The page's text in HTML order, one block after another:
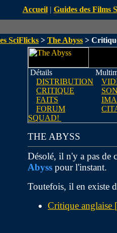
Accueil| Guides des Films
SciFlicks > The Abyss >
Détails
DISTRIBUTION
CRITIQUE
FAITS
FORUM
SQUAD!
THE ABYSS
Désolé, il n'y a pas de
Abyss pour l'instant.
Toutefois, il en existe
Critique anglaise